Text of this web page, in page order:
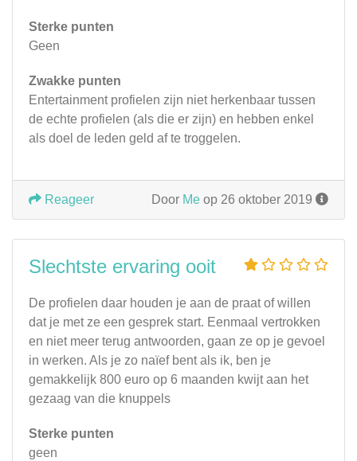
Sterke punten
Geen
Zwakke punten
Entertainment profielen zijn niet herkenbaar tussen
de echte profielen (als die er zijn) en hebben enkel
als doel de leden geld af te troggelen.
Door Me op 26 oktober 2019
Reageer
Slechtste ervaring ooit
De profielen daar houden je aan de praat of willen
dat je met ze een gesprek start. Eenmaal vertrokken
en niet meer terug antwoorden, gaan ze op je gevoel
in werken. Als je zo naïef bent als ik, ben je
gemakkelijk 800 euro op 6 maanden kwijt aan het
gezaag van die knuppels
Sterke punten
geen